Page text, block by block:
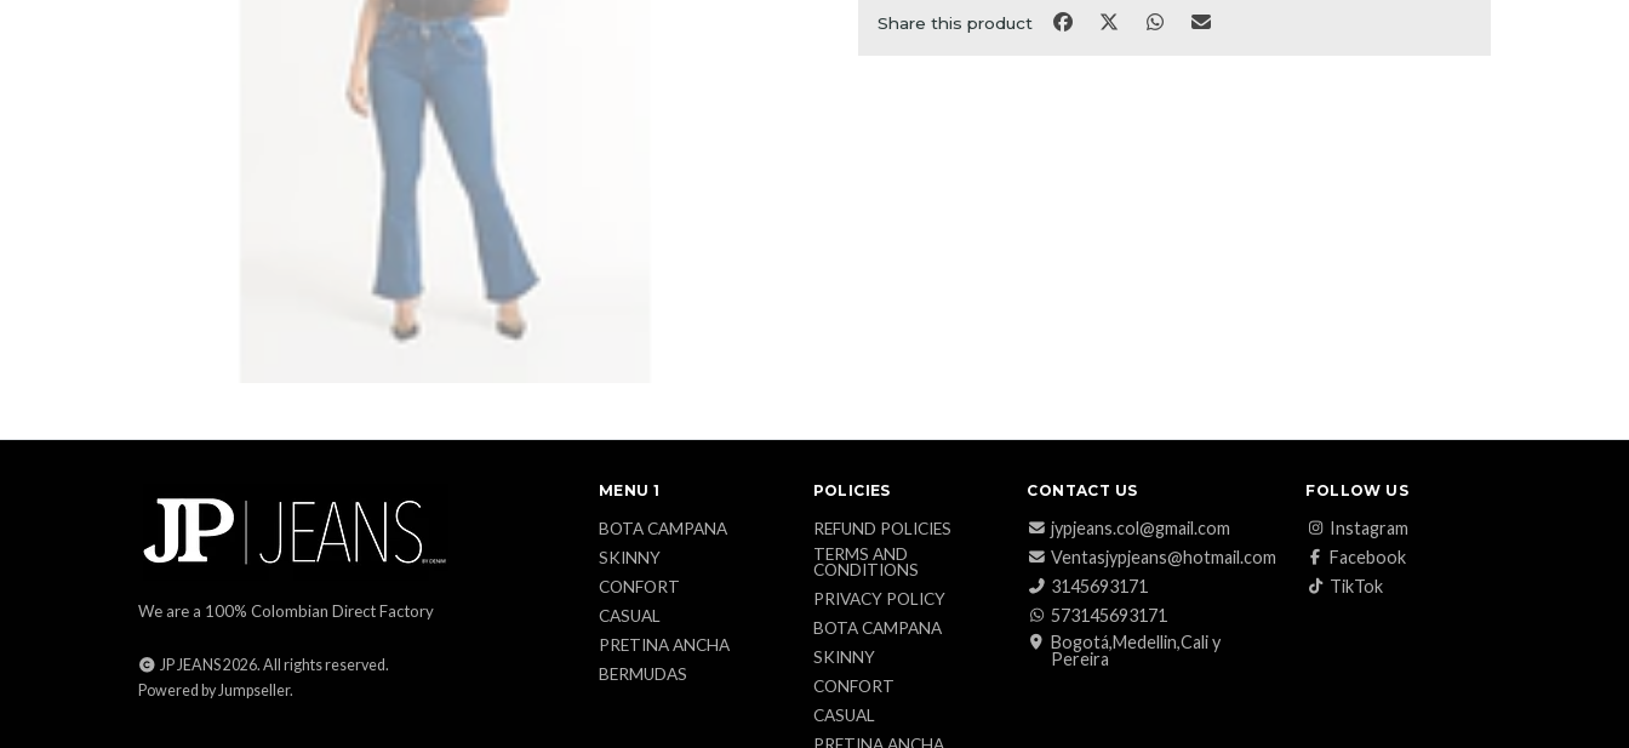
Share this product
We are a 100% Colombian Direct Factory
JP JEANS 2026. All rights reserved.
Powered by Jumpseller.
MENU 1
BOTA CAMPANA
SKINNY
CONFORT
CASUAL
PRETINA ANCHA
BERMUDAS
POLICIES
REFUND POLICIES
TERMS AND
CONDITIONS
PRIVACY POLICY
BOTA CAMPANA
SKINNY
CONFORT
CASUAL
CONTACT US
jypjeans.col@gmail.com
Ventasjypjeans@hotmail.com
3145693171
573145693171
Bogotá,Medellin,Cali y
Pereira
FOLLOW US
Instagram
Facebook
TikTok